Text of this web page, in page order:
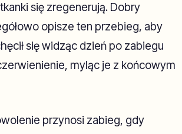
się zregenerują. Dobry
opisze ten przebieg, aby
się widząc dzień po zabiegu
myląc je z końcowym
przynosi zabieg, gdy